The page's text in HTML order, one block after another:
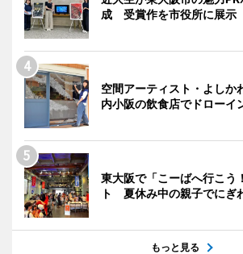
成 受賞作を市役所に展示
空間アーティスト・よしか
内小阪の飲食店でドローイ
東大阪で「こーばへ行こう
ト 夏休み中の親子でにぎ
もっと見る